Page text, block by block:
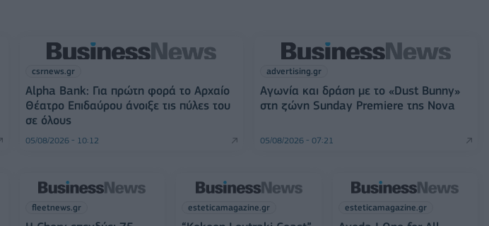
csrnews.gr
Alpha Bank: Για πρώτη φορά το Αρχαίο
Θέατρο Επιδαύρου άνοιξε τις πύλες του
σε όλους
05/08/2026 - 10:12
advertising.gr
Αγωνία και δράση με το «Dust Bunny»
στη ζώνη Sunday Premiere της Nova
05/08/2026 - 07:21
fleetnews.gr esteticamagazine.gr esteticamagazine.gr